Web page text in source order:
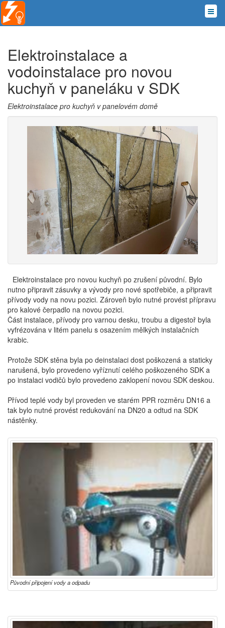
Elektroinstalace a
vodoinstalace pro novou
kuchyň v paneláku v SDK
Elektroinstalace pro kuchyň v panelovém domě
Elektroinstalace pro novou kuchyň po zrušení původní. Bylo
nutno připravit zásuvky a vývody pro nové spotřebiče, a připravit
přívody vody na novu pozici. Zároveň bylo nutné provést přípravu
pro kalové čerpadlo na novou pozici.
Část instalace, přívody pro varnou desku, troubu a digestoř byla
vyfrézována v litém panelu s osazením mělkých instalačních
krabic.
Protože SDK stěna byla po deinstalaci dost poškozená a staticky
narušená, bylo provedeno vyříznutí celého poškozeného SDK a
po instalaci vodičů bylo provedeno zaklopení novou SDK deskou.
Přívod teplé vody byl proveden ve starém PPR rozměru DN16 a
tak bylo nutné provést redukování na DN20 a odtud na SDK
nástěnky.
Původní připojení vody a odpadu